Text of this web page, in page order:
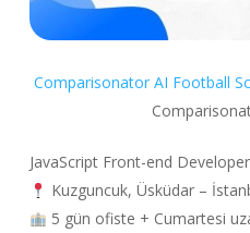
Comparisonator AI Football
JavaScript Front-end Developer
Kuzguncuk, Üsküdar –
5 gün ofiste + Cumartesi